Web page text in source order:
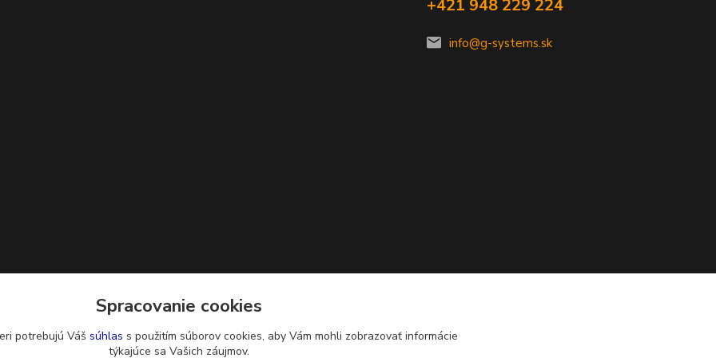
+421 948 229 224
info@g-systems.sk
Spracovanie cookies
potrebujú Váš súhlas s použitím súborov cookies, aby Vám mohli zobrazovať informácie
týkajúce sa Vašich záujmov.